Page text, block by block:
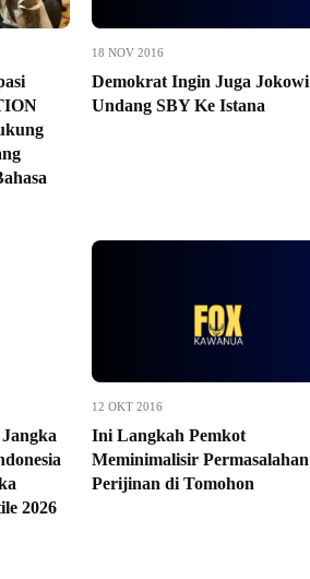
18 NOV 2016
Demokrat Ingin Juga Jokowi
Undang SBY Ke Istana
2026
12 OKT 2016
Ini Langkah Pemkot
Meminimalisir Permasalahan
Perijinan di Tomohon